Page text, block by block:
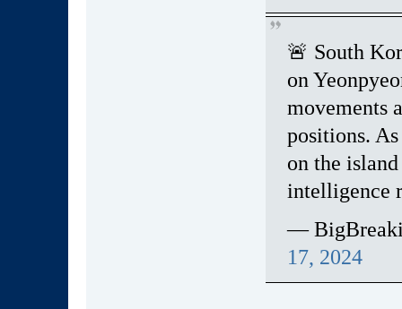
🚨 South
on
movements
positions.
on the
intelligence
—
17, 2024